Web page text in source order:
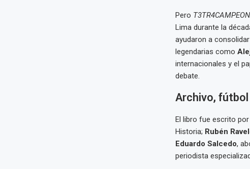
Pero
Lima durante la
ayudaron a
legendarias como
internacionales y el
debate.
Archivo,
El libro fue escrito por
Historia; Rubén
Eduardo Salcedo,
periodista